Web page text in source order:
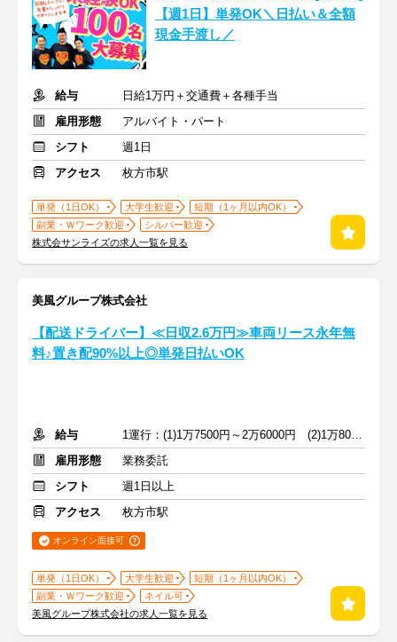
【週1日】単発OK＼日払い＆全額
現金手渡し／
給与
日給1万円＋交通費＋各種手当
雇用形態
アルバイト・パート
シフト
週1日
アクセス
枚方市駅
単発（1日OK） 大学生歓迎
短期（1ヶ月以内OK）
副業・Ｗワーク歓迎
シルバー歓迎
株式会サンライズの求人一覧を見る
美風グループ株式会社
【配送ドライバー】≪日収2.6万円≫車両リース永年無
料♪置き配90%以上◎単発日払いOK
給与
1運行：(1)1万7500円～2万6000円 (2)1万8000円～2万6000円
雇用形態
業務委託
シフト
週1日以上
アクセス
枚方市駅
オンライン面接可
単発（1日OK） 大学生歓迎
短期（1ヶ月以内OK）
副業・Ｗワーク歓迎
ネイル可
美風グループ株式会社の求人一覧を見る